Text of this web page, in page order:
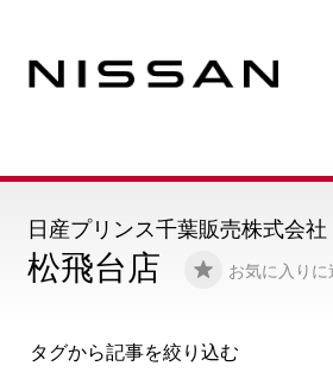
松飛台店 お気に入りに
日産プリンス千葉販売株式会社
タグから記事を絞り込む